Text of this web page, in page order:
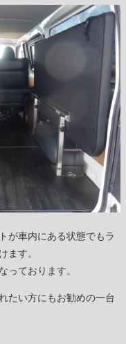
が車内にある状態でもラ
ます。
っております。
たい方にもお勧めの一台